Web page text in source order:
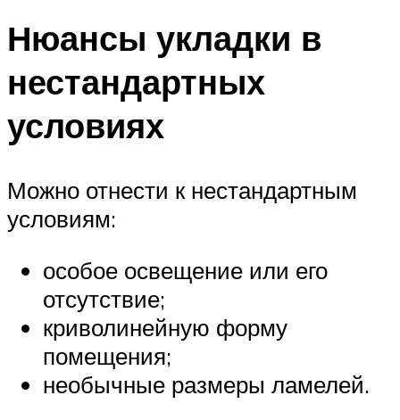
Нюансы укладки в
нестандартных
условиях
Можно отнести к нестандартным
условиям:
особое освещение или его
отсутствие;
криволинейную форму
помещения;
необычные размеры ламелей.